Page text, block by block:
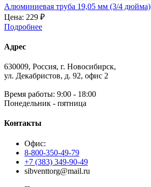
Алюминиевая труба 19,05 мм (3/4 дюйма)
Цена: 229 ₽
Подробнее
Адрес
630009, Россия, г. Новосибирск,
ул. Декабристов, д. 92, офис 2
Время работы: 9:00 - 18:00
Понедельник - пятница
Контакты
Офис:
8-800-350-49-79
+7 (383) 349-90-49
sibventtorg@mail.ru